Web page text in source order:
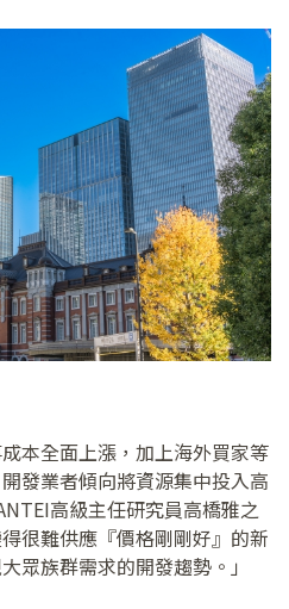
本全面上漲，加上海外買家等
發業者傾向將資源集中投入高
高級主任研究員高橋雅之
很難供應『價格剛剛好』的新
眾族群需求的開發趨勢。」